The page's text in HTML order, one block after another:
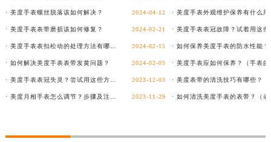
· 美度手表螺丝脱落该如何解决？ 2024-04-12
· 美度手表表带磨损该如何修复？ 2024-02-21
2024-02-15
· 如何解决美度手表表带发黄问题？ 2024-02-03
2023-12-03
2023-11-29
· 如何保养美度手表的防水性能？